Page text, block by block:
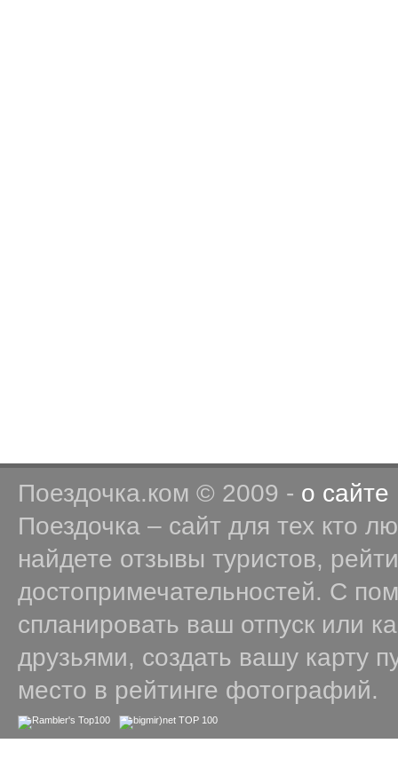
Поездочка.ком © 2009 - о сайте
Поездочка – сайт для тех кто
найдете отзывы туристов,
достопримечательностей. С
спланировать ваш отпуск или
друзьями, создать вашу карту
место в рейтинге фотографий.